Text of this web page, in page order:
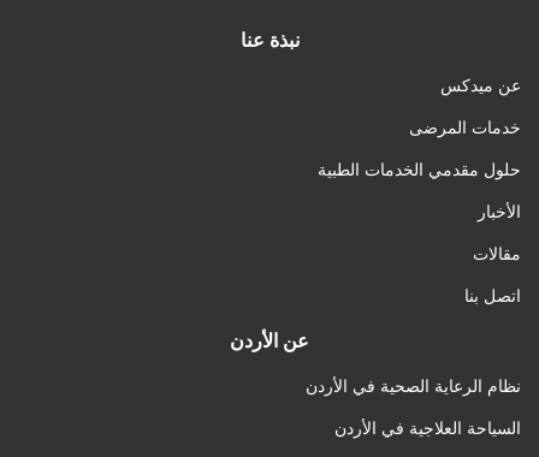
نبذة عنا
عن ميدكس
خدمات المرضى
حلول مقدمي الخدمات الطبية
الأخبار
مقالات
اتصل بنا
عن الأردن
نظام الرعاية الصحية في الأردن
السياحة العلاجية في الأردن